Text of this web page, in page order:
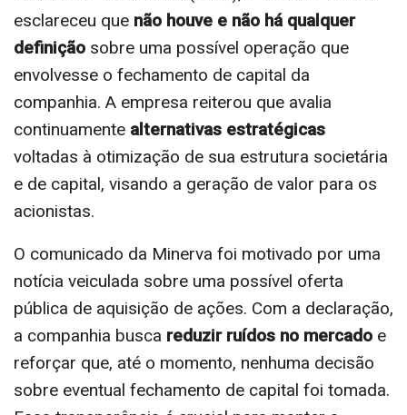
esclareceu que não houve e não há qualquer
definição sobre uma possível operação que
envolvesse o fechamento de capital da
companhia. A empresa reiterou que avalia
continuamente alternativas estratégicas
voltadas à otimização de sua estrutura societária
e de capital, visando a geração de valor para os
acionistas.
O comunicado da Minerva foi motivado por uma
notícia veiculada sobre uma possível oferta
pública de aquisição de ações. Com a declaração,
a companhia busca reduzir ruídos no mercado e
reforçar que, até o momento, nenhuma decisão
sobre eventual fechamento de capital foi tomada.